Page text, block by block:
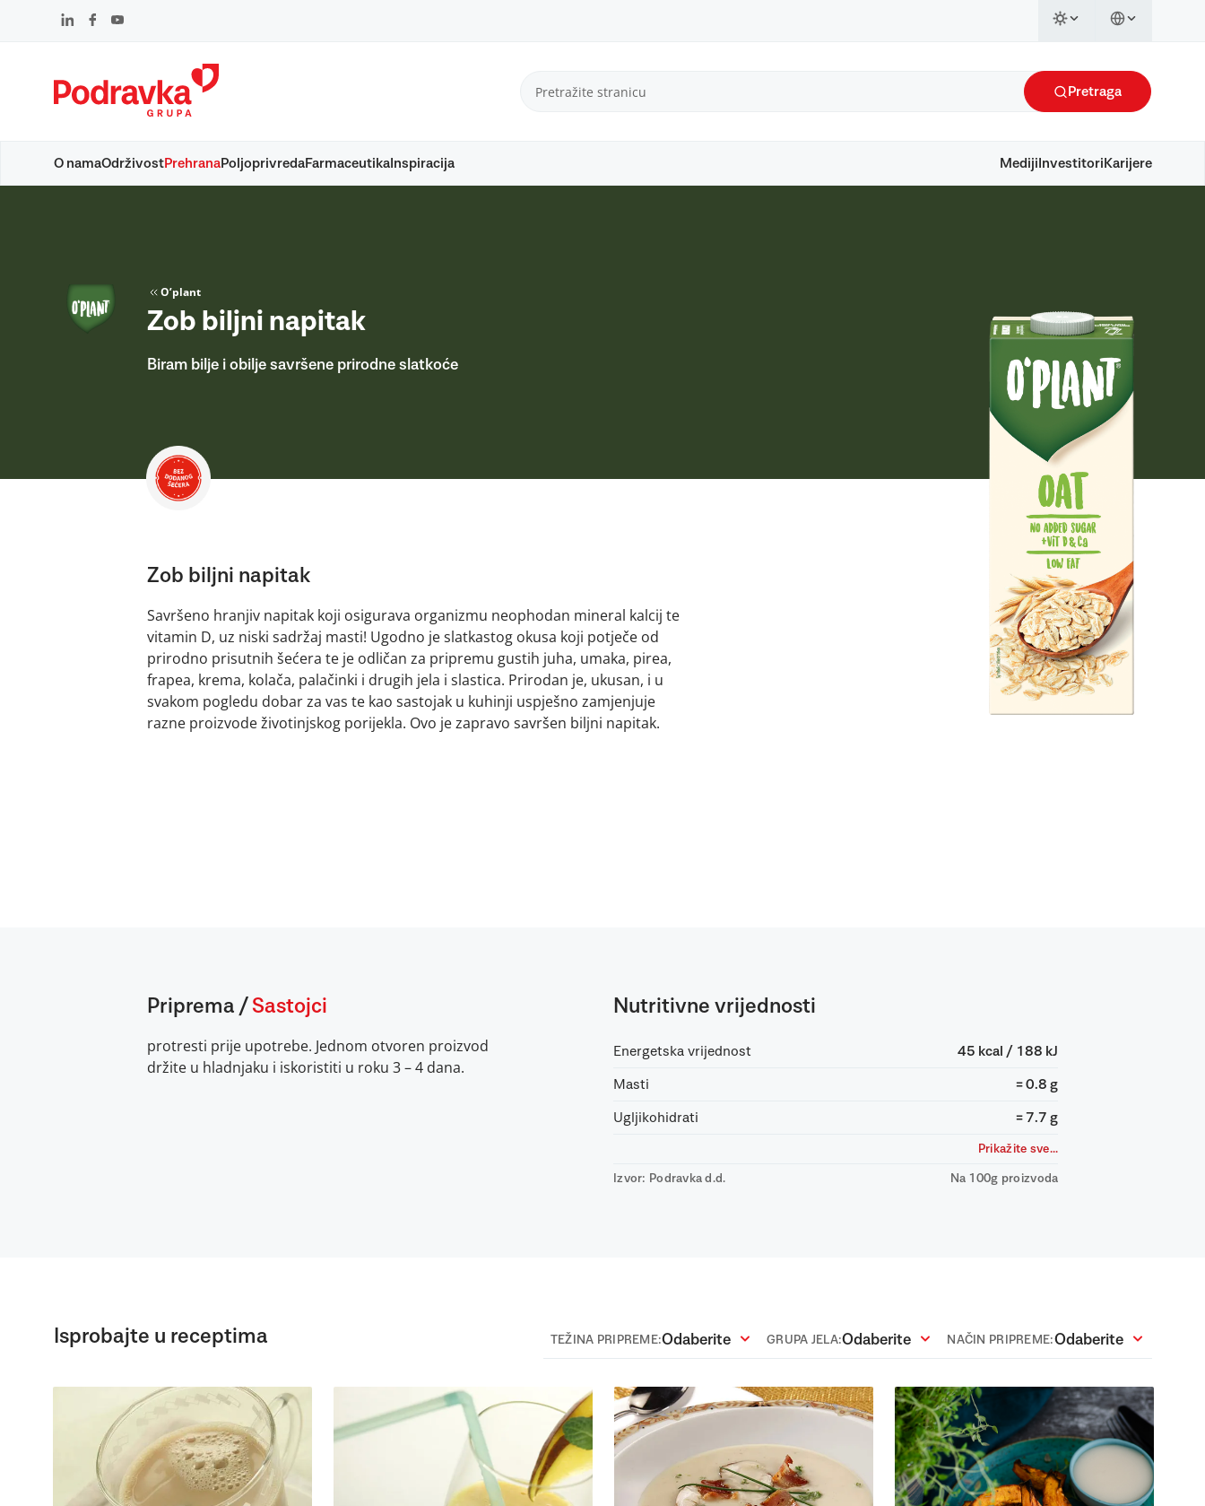
Pretraga
O namaOdrživostPrehranaPoljoprivredaFarmaceutikaInspiracija Mediji Investitori Karijere
O’plant
Zob biljni napitak
Biram bilje i obilje savršene prirodne slatkoće
Zob biljni napitak
Savršeno hranjiv napitak koji osigurava organizmu neophodan mineral kalcij te
vitamin D, uz niski sadržaj masti! Ugodno je slatkastog okusa koji potječe od
prirodno prisutnih šećera te je odličan za pripremu gustih juha, umaka, pirea,
frapea, krema, kolača, palačinki i drugih jela i slastica. Prirodan je, ukusan, i u
svakom pogledu dobar za vas te kao sastojak u kuhinji uspješno zamjenjuje
razne proizvode životinjskog porijekla. Ovo je zapravo savršen biljni napitak.
Priprema / Sastojci
protresti prije upotrebe. Jednom otvoren proizvod
držite u hladnjaku i iskoristiti u roku 3 – 4 dana.
Nutritivne vrijednosti
Energetska vrijednost 45 kcal / 188 kJ
Masti = 0.8 g
Ugljikohidrati = 7.7 g
Prikažite sve...
Izvor: Podravka d.d. Na 100g proizvoda
Isprobajte u receptima TEŽINA PRIPREME:Odaberite GRUPA JELA:Odaberite NAČIN PRIPREME:Odaberite